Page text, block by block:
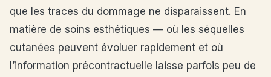
que les traces du dommage ne disparaissent. En
matière de soins esthétiques — où les séquelles
cutanées peuvent évoluer rapidement et où
l’information précontractuelle laisse parfois peu de